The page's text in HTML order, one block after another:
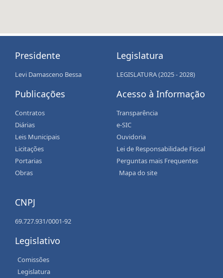
Presidente
Levi Damasceno Bessa
Publicações
Contratos
Diárias
Leis Municipais
Licitações
Portarias
Obras
Legislatura
LEGISLATURA (2025 - 2028)
Acesso à Informação
Transparência
e-SIC
Ouvidoria
Lei de Responsabilidade Fiscal
Perguntas mais Frequentes
Mapa do site
CNPJ
69.727.931/0001-92
Legislativo
Comissões
Legislatura